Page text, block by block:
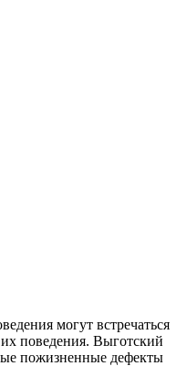
могут встречаться
поведения. Выготский
пожизненные дефекты